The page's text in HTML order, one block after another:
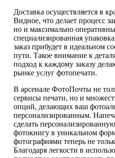
Доставка осуществляется в
Видное, что делает процесс
но и максимально
специализированная
заказ прибудет в идеальном
пути. Такое внимание к
подход к каждому заказу
рынке услуг фотопечати.
В арсенале ФотоПочты не
сервисы печати, но и
опций, делающих ваш
персонализированным.
сделать
фотокнигу в уникальном
фотографиями теперь не
Благодаря легкости в